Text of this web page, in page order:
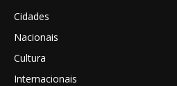
Cidades
Nacionais
Cultura
Internacionais